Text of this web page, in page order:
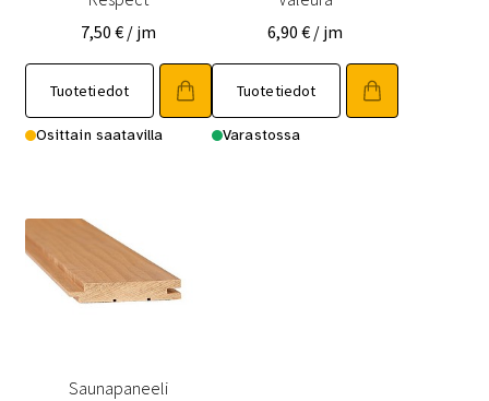
7,50 € / jm
Tuotetiedot
tuotteella
on
tehdä
valinnat
tuotteen
Osittain saatavilla
6,90€ / jm
Tuotetiedot
tuotteella
onVarastossa
Saunapaneeli